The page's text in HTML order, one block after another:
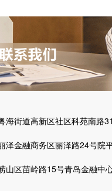
海街道高新区社区科苑南路
泽金融商务区丽泽路24号院
山区苗岭路15号青岛金融中